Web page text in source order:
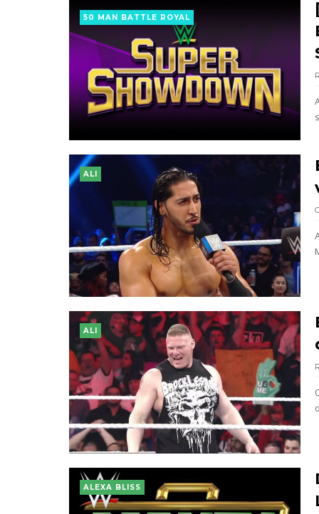
50 MAN BATTLE ROYAL
ALI
ALI
ALEXA BLISS